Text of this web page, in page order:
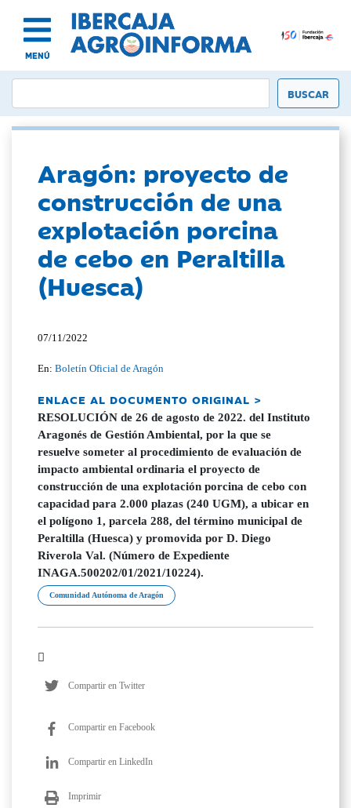
MENÚ
Aragón: proyecto de
construcción de una
explotación porcina
de cebo en Peraltilla
(Huesca)
07/11/2022
En:Boletín Oficial de Aragón
ENLACE AL DOCUMENTO ORIGINAL >
RESOLUCIÓN de 26 de agosto de 2022. del Instituto
Aragonés de Gestión Ambiental, por la que se
resuelve someter al procedimiento de evaluación de
impacto ambiental ordinaria el proyecto de
construcción de una explotación porcina de cebo con
capacidad para 2.000 plazas (240 UGM), a ubicar en
el polígono 1, parcela 288, del término municipal de
Peraltilla (Huesca) y promovida por D. Diego
Riverola Val. (Número de Expediente
INAGA.500202/01/2021/10224).
Comunidad Autónoma de Aragón
Compartir en Twitter
Compartir en Facebook
Compartir en LinkedIn
Imprimir